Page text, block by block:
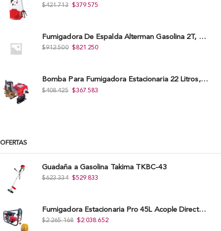
$421.713 $379.575
Fumigadora De Espalda Alterman Gasolina 2T, 26 Cc, Bomba Nylon Libre Mantenimiento, Tf900-A.
$912.500 $821.250
Bomba Para Fumigadora Estacionaria 22 Litros, Xp22-I.
$408.425 $367.583
OFERTAS
Guadaña a Gasolina Takima TKBC-43
$623.334 $529.833
Fumigadora Estacionaria Pro 45L Acople Directo con Accesorios
$2.265.168 $2.038.652